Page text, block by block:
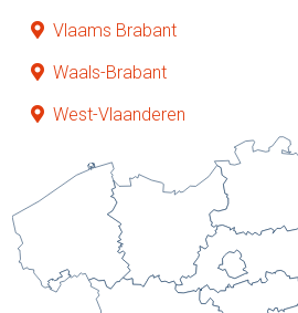
Vlaams Brabant
Waals-Brabant
West-Vlaanderen